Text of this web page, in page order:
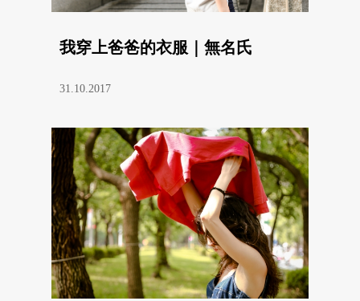
我穿上爸爸的衣服｜無名氏
31.10.2017